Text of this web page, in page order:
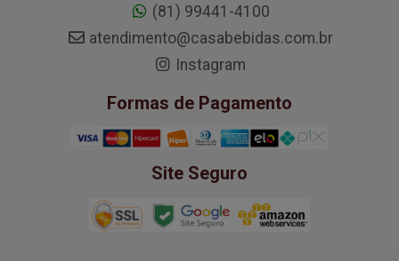
(81) 99441-4100
atendimento@casabebidas.com.br
Instagram
Formas de Pagamento
Site Seguro